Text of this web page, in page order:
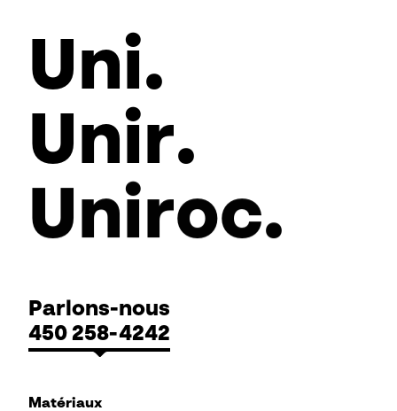
Uni.
Unir.
Uniroc.
Parlons-nous
450 258-4242
Matériaux